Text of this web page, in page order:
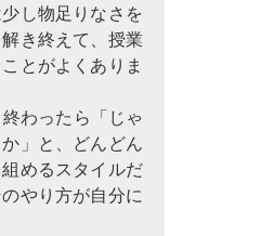
し物足りなさを
き終えて、授業
とがよくありま
わったら「じゃ
」と、どんどん
組めるスタイルだ
やり方が自分に